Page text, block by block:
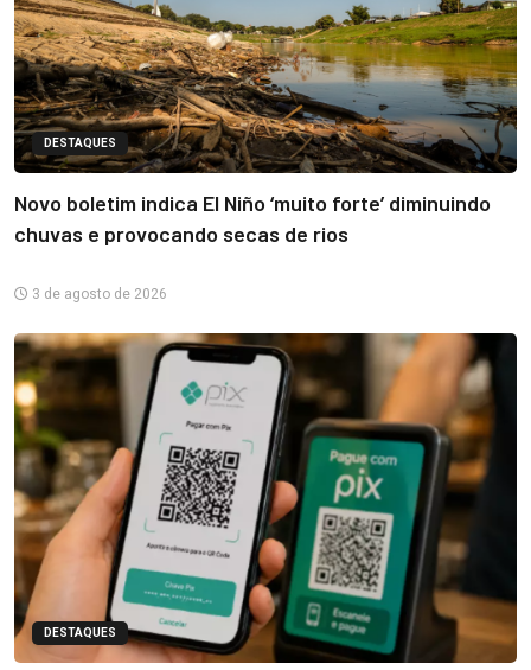
DESTAQUES
Novo boletim indica El Niño ‘muito forte’ diminuindo
chuvas e provocando secas de rios
3 de agosto de 2026
DESTAQUES